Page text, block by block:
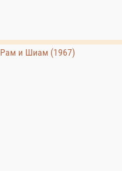
Рам и Шиам (1967)